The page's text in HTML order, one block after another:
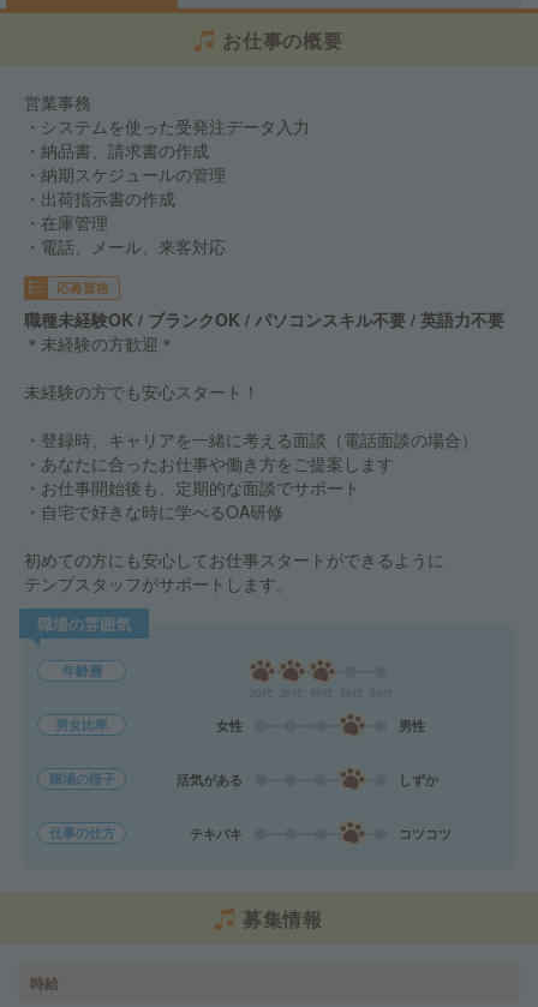
お仕事の概要
営業事務
・システムを使った受発注データ入力
・納品書、請求書の作成
・納期スケジュールの管理
・出荷指示書の作成
・在庫管理
・電話、メール、来客対応
応募資格
職種未経験OK / ブランクOK / パソコンスキル不要 / 英語力不要
＊未経験の方歓迎＊
未経験の方でも安心スタート！
・登録時、キャリアを一緒に考える面談（電話面談の場合）
・あなたに合ったお仕事や働き方をご提案します
・お仕事開始後も、定期的な面談でサポート
・自宅で好きな時に学べるOA研修
初めての方にも安心してお仕事スタートができるように
テンプスタッフがサポートします。
職場の雰囲気
年齢層
男女比率 女性 男性
職場の様子 活気がある しずか
仕事の仕方 テキパキ コツコツ
募集情報
時給